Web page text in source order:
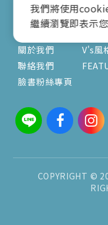
關於
關於我們
聯絡我們
臉書粉絲專頁
文章
V's風
COPYRIGHT ©
我們將使用
繼續瀏覽即表示